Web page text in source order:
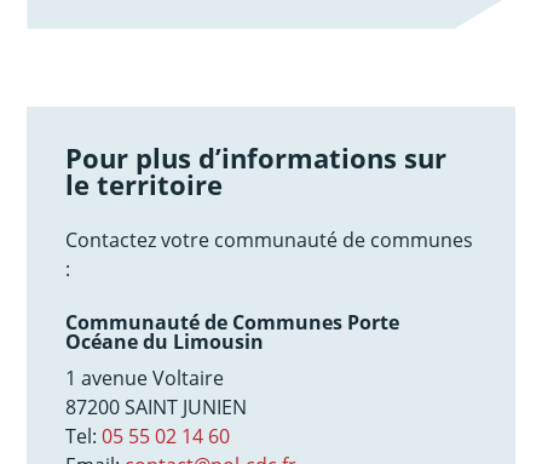
Pour plus d’informations sur
le territoire
Contactez votre communauté de communes
:
Communauté de Communes Porte
Océane du Limousin
1 avenue Voltaire
87200 SAINT JUNIEN
Tel:05 55 02 14 60